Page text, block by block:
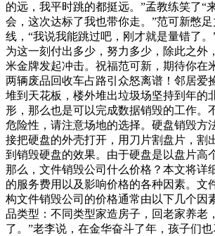
的远，我平时跳的都挺远。”孟教练笑了“
会，这次达标了我也带你走。”范可新憋
线，“我说我能跳过吧，刚才就是量错了
为这一刻付出多少，努力多少，除此之外
米金牌发起冲击。祝福范可新，期待你在
两辆废品回收车占路引众怒离谱！邻居爱
堆到天花板，楼外堆出垃圾场坚持到年的
形，那么也是可以完成数据销毁的工作。
危险性，请注意场地的选择。硬盘销毁方
接把硬盘的外壳打开，用刀片割盘片，割
到销毁硬盘的效果。由于硬盘是以盘片高
那么，文件销毁公司什么价格？本文将详
的服务费用以及影响价格的各种因素。文
构文件销毁公司的价格通常由以下几个因
品类型：不同类型家造房子，回老家养老
了。”老李说，在金华奋斗了年，孩子们